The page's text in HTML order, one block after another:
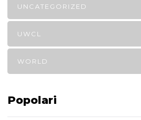
UNCATEGORIZED
UWCL
WORLD
Popolari